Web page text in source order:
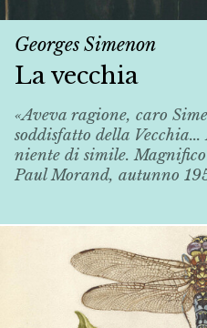
Georges Simenon
La vecchia
«Aveva ragione, caro
soddisfatto della Vecchia...
niente di simile.
Paul Morand, autunno